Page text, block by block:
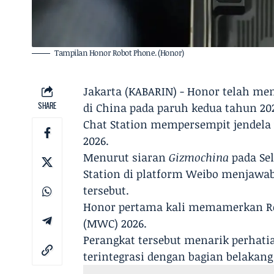
Tampilan Honor Robot Phone. (Honor)
SHARE
Jakarta (KABARIN) - Honor telah
di China pada paruh kedua tahun
Chat Station mempersempit
2026.
Menurut siaranGizmochina pada
Station di platform Weibo
tersebut.
Honor pertama kali memamerkan
(MWC) 2026.
Perangkat tersebut menarik
terintegrasi dengan bagian